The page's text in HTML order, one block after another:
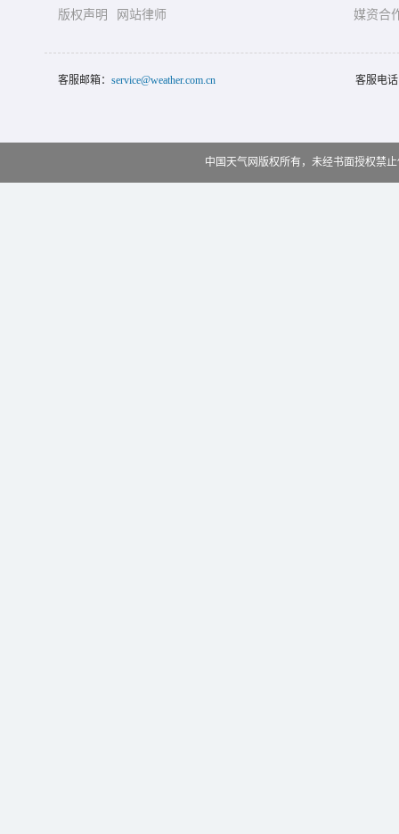
版权声明
网站律师
媒资合
客服邮箱： service@weather.com.cn 客服电
中国天气网版权所有，未经书面授权